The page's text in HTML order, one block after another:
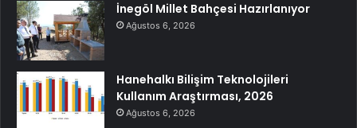
İnegöl Millet Bahçesi Hazırlanıyor
Ağustos 6, 2026
Hanehalkı Bilişim Teknolojileri
Kullanım Araştırması, 2026
Ağustos 6, 2026